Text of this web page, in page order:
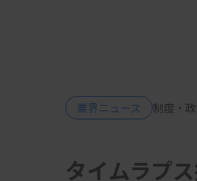
業界ニュース 制度・
タイムラプ